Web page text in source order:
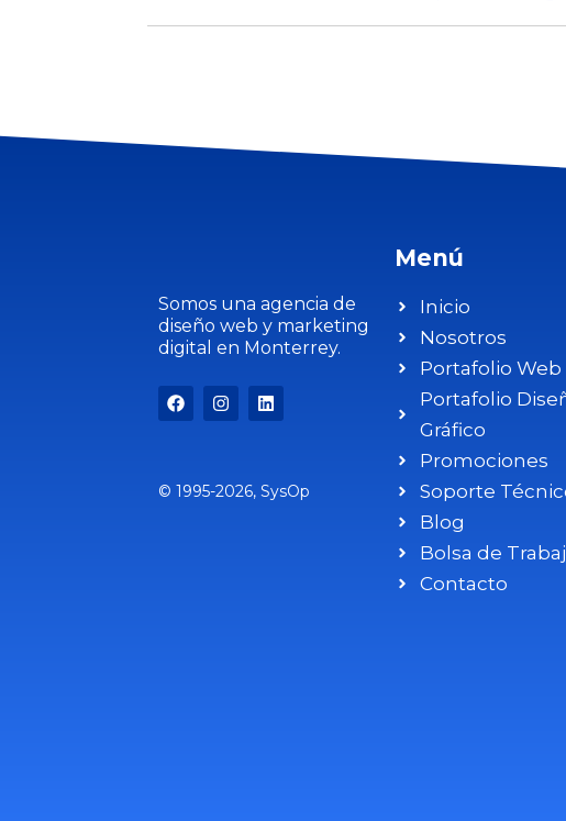
Somos una agencia de
diseño web y marketing
digital en Monterrey.
© 1995-2026, SysOp
Menú
Inicio
Nosotros
Portafolio Web
Portafolio
Gráfico
Promociones
Soporte
Blog
Bolsa de
Contacto